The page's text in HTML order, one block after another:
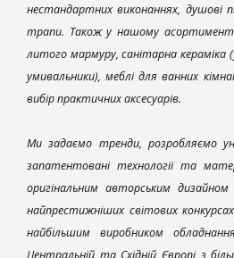
нестандартних виконаннях, душові
трапи. Також у нашому
литого мармуру, санітарна кераміка
умивальники), меблі для ванних
вибір практичних аксесуарів.
Ми задаємо тренди, розробляємо
запатентовані технології та
оригінальним авторським
найпрестижніших світових
найбільшим виробником
Центральній та Східній Європі з